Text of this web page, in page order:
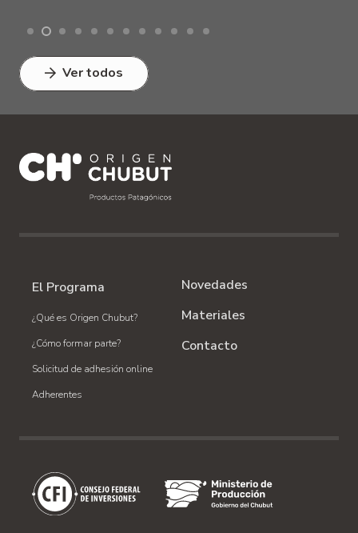
Ver todos
El Programa
¿Qué es Origen Chubut?
¿Cómo formar parte?
Solicitud de adhesión online
Adherentes
Novedades
Materiales
Contacto